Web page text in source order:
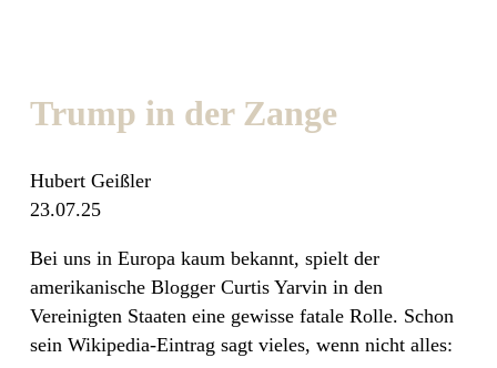
Trump in der Zange
Hubert Geißler
23.07.25
Bei uns in Europa kaum bekannt, spielt der
amerikanische Blogger Curtis Yarvin in den
Vereinigten Staaten eine gewisse fatale Rolle. Schon
sein Wikipedia-Eintrag sagt vieles, wenn nicht alles: